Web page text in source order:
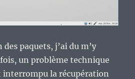
paquets, j’ai du m’y
un problème technique
interrompu la récupération